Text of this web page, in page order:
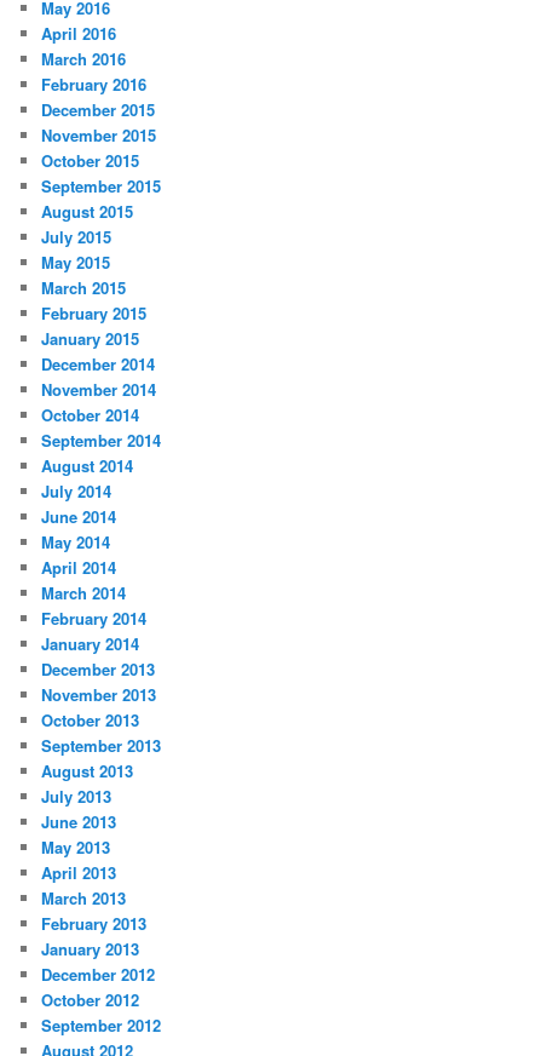
May 2016
April 2016
March 2016
February 2016
December 2015
November 2015
October 2015
September 2015
August 2015
July 2015
May 2015
March 2015
February 2015
January 2015
December 2014
November 2014
October 2014
September 2014
August 2014
July 2014
June 2014
May 2014
April 2014
March 2014
February 2014
January 2014
December 2013
November 2013
October 2013
September 2013
August 2013
July 2013
June 2013
May 2013
April 2013
March 2013
February 2013
January 2013
December 2012
October 2012
September 2012
August 2012